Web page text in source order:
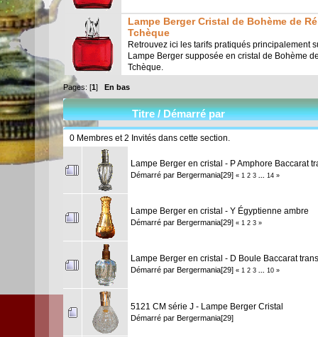
Lampe Berger Cristal de Bohème de
Tchèque
Retrouvez ici les tarifs pratiqués principalement
Lampe Berger supposée en cristal de Bohème
Tchèque.
Pages: [1] En bas
Titre/Démarré par
0 Membres et 2 Invités dans cette section.
Lampe Berger en cristal - P Amphore Baccarat
Démarré par Bergermania[29] « 1 2 3 14 »
Lampe Berger en cristal - Y Égyptienne ambre
Démarré par Bergermania[29] « 1 2 3 »
Lampe Berger en cristal - D Boule Baccarat
Démarré par Bergermania[29] « 1 2 3 10 »
5121 CM série J - Lampe Berger Cristal
Démarré par Bergermania[29]